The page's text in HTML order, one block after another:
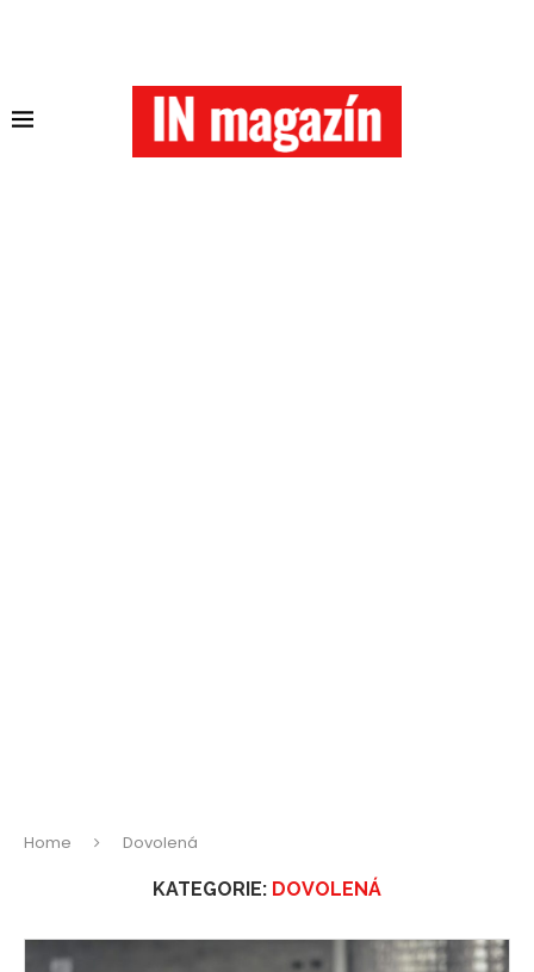
Home Dovolená
KATEGORIE: DOVOLENÁ